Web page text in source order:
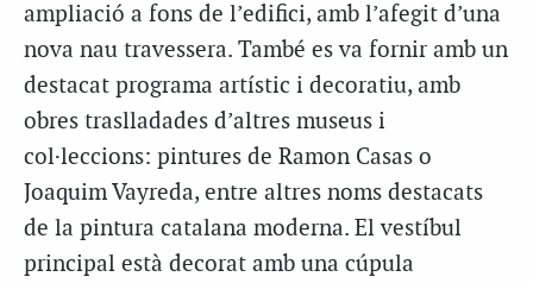
ampliació a fons de l’edifici, amb l’afegit d’una
nova nau travessera. També es va fornir amb un
destacat programa artístic i decoratiu, amb
obres traslladades d’altres museus i
col·leccions: pintures de Ramon Casas o
Joaquim Vayreda, entre altres noms destacats
de la pintura catalana moderna. El vestíbul
principal està decorat amb una cúpula